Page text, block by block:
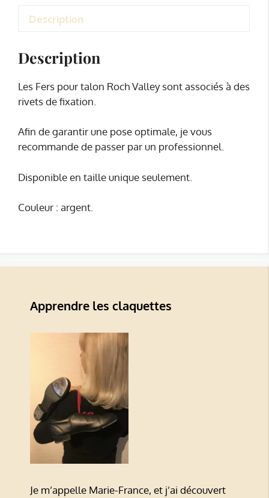
Description
Description
Les Fers pour talon Roch Valley sont associés à des
rivets de fixation.
Afin de garantir une pose optimale, je vous
recommande de passer par un professionnel.
Disponible en taille unique seulement.
Couleur : argent.
Apprendre les claquettes
Je m’appelle Marie-France, et j’ai découvert